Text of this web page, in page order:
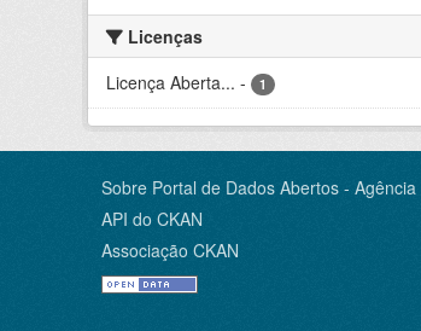
Licenças
Licença Aberta... - 1
Sobre Portal de Dados Abertos -
API do CKAN
Associação CKAN